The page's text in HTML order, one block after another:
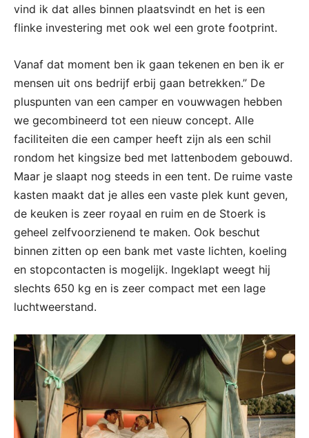
vind ik dat alles binnen plaatsvindt en het is een
flinke investering met ook wel een grote footprint.
Vanaf dat moment ben ik gaan tekenen en ben ik er
mensen uit ons bedrijf erbij gaan betrekken.” De
pluspunten van een camper en vouwwagen hebben
we gecombineerd tot een nieuw concept. Alle
faciliteiten die een camper heeft zijn als een schil
rondom het kingsize bed met lattenbodem gebouwd.
Maar je slaapt nog steeds in een tent. De ruime vaste
kasten maakt dat je alles een vaste plek kunt geven,
de keuken is zeer royaal en ruim en de Stoerk is
geheel zelfvoorzienend te maken. Ook beschut
binnen zitten op een bank met vaste lichten, koeling
en stopcontacten is mogelijk. Ingeklapt weegt hij
slechts 650 kg en is zeer compact met een lage
luchtweerstand.